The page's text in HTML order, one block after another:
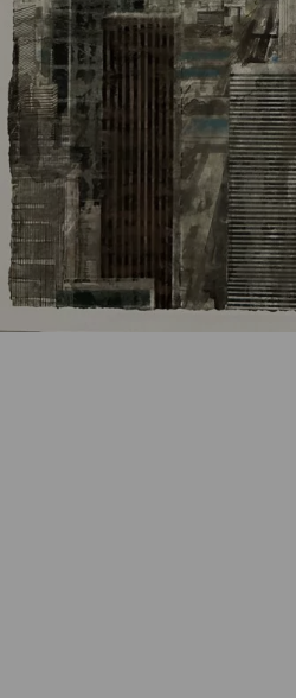
Zur
Artikelnummer:
k-2407GS08
Kategorie:
Aquarell
Beschreibung